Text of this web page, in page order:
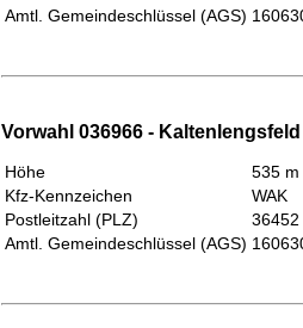
Amtl. Gemeindeschlüssel (AGS)
Vorwahl 036966 -
Höhe
535 m
Kfz-Kennzeichen
WAK
Postleitzahl (PLZ)
36452
Amtl. Gemeindeschlüssel (AGS)